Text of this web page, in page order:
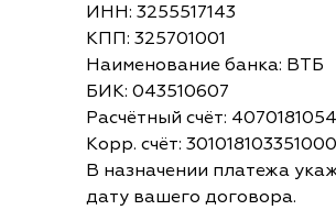
ИНН: 3255517143
КПП: 325701001
Наименование банка: ВТБ
БИК: 043510607
Расчётный счёт:
Корр. счёт:
В назначении платежа
дату вашего договора.